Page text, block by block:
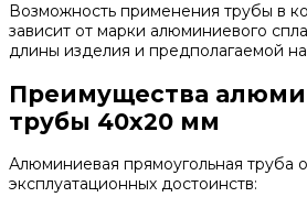
Возможность применения трубы в
зависит от марки алюминиевого
длины изделия и предполагаемой
Преимущества
трубы 40х20 мм
Алюминиевая прямоугольная труба
эксплуатационных достоинств: